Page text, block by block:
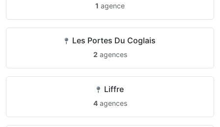
1 agence
Les Portes Du Coglais
2 agences
Liffre
4agences